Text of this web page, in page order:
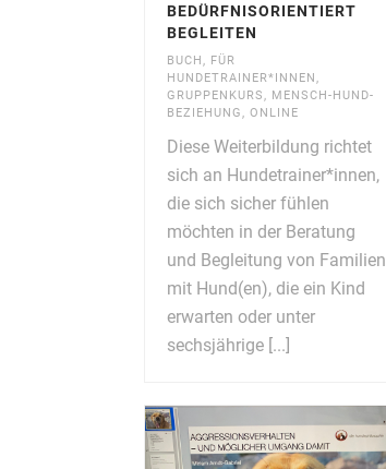
BEDÜRFNISORIENTIERT
BEGLEITEN
BUCH, FÜR
HUNDETRAINER*INNEN,
GRUPPENKURS, MENSCH-HUND-
BEZIEHUNG, ONLINE
Diese Weiterbildung richtet
sich an Hundetrainer*innen,
die sich sicher fühlen
möchten in der Beratung
und Begleitung von Familien
mit Hund(en), die ein Kind
erwarten oder unter
sechsjährige [...]